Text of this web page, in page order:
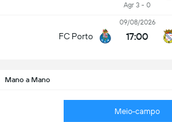
Agr 3 - 0
FC Porto
09/08/2026
17:00
Mano a Mano
Meio-campo